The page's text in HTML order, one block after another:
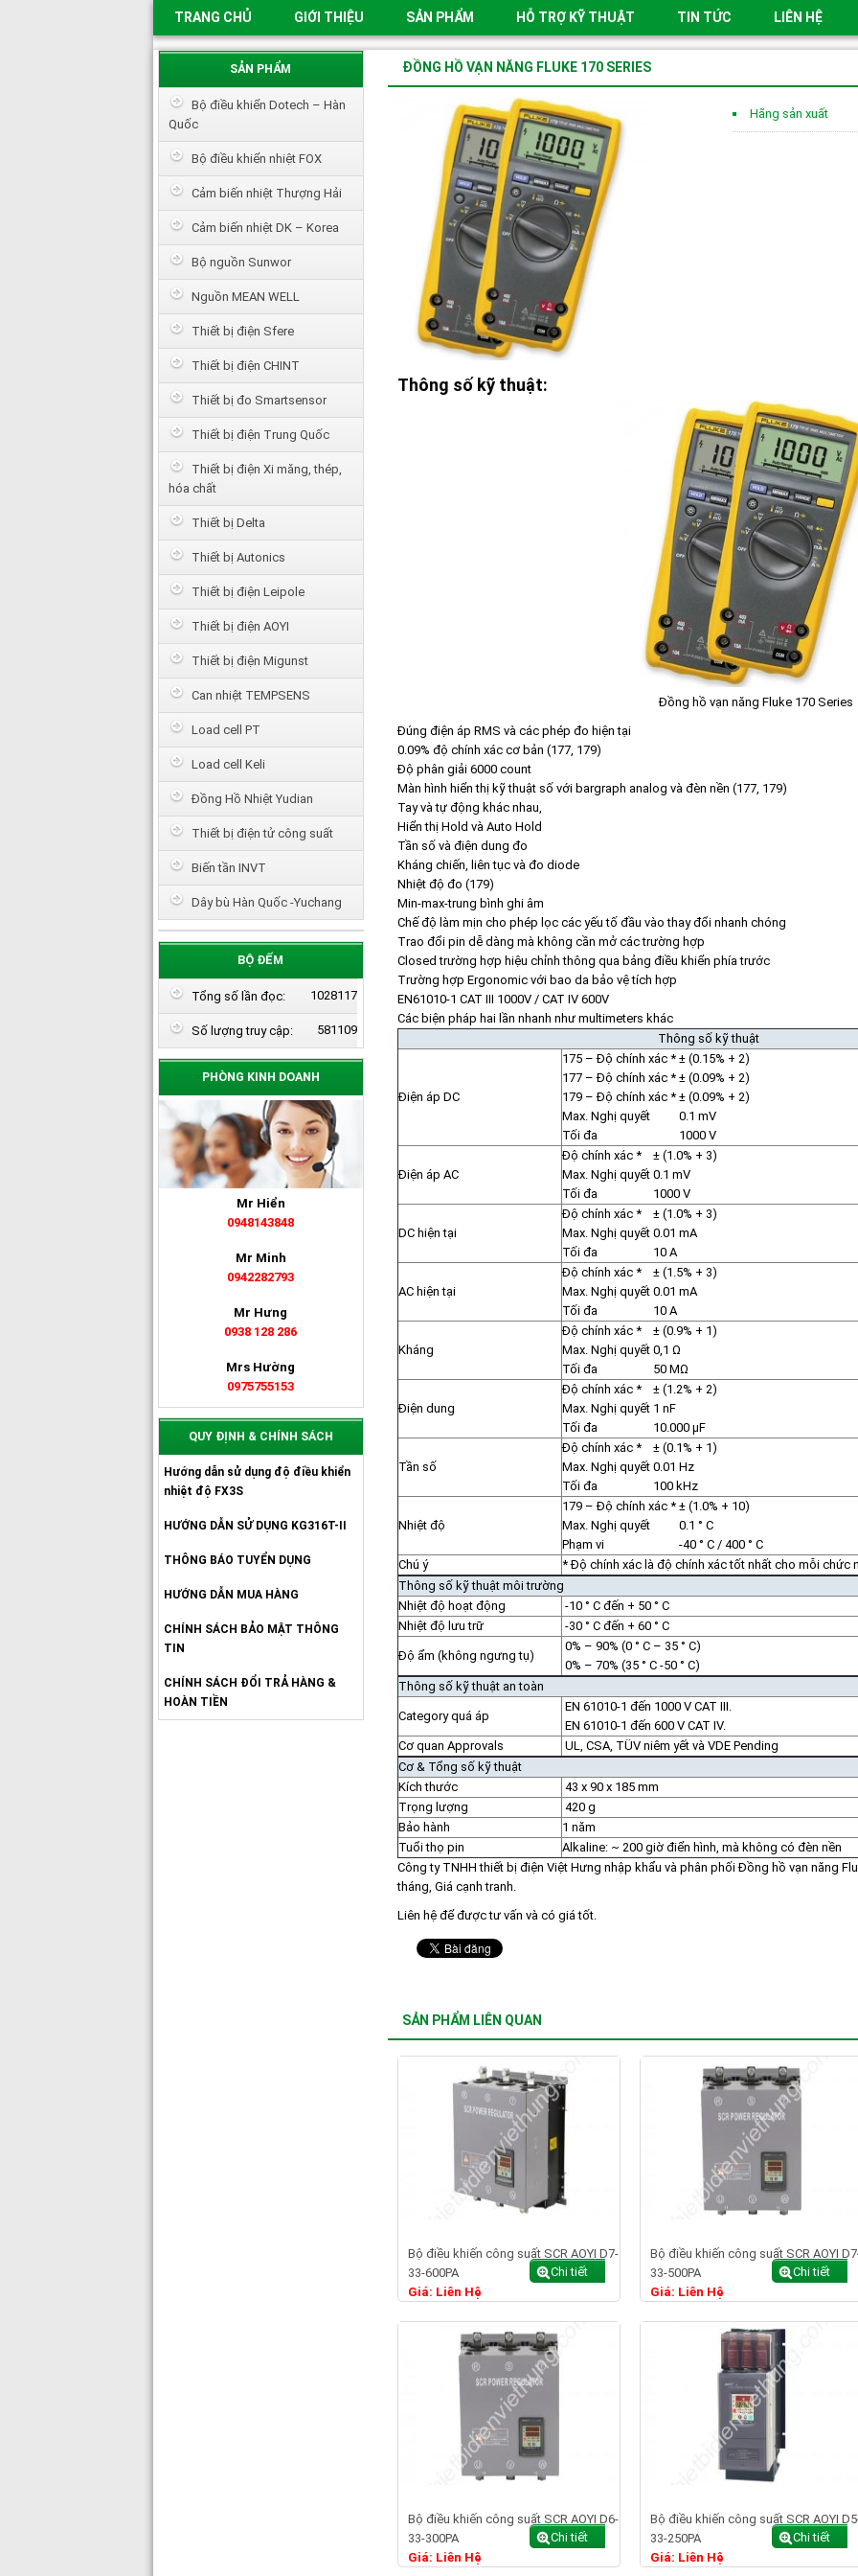
TRANG CHỦ GIỚI THIỆU SẢN PHẨM HỖ TRỢ KỸ THUẬT TIN TỨC LIÊN HỆ
ĐỒNG HỒ VẠN NĂNG FLUKE 170 SERIES
Hãng sản xuất
Thông số kỹ thuật:
Đồng hồ vạn năng Fluke 170 Series
Đúng điện áp RMS và các phép đo hiện tại
0.09% độ chính xác cơ bản (177, 179)
Độ phân giải 6000 count
Màn hình hiển thị kỹ thuật số với bargraph analog và đèn nền (177, 179)
Tay và tự động khác nhau,
Hiển thị Hold và Auto Hold
Tần số và điện dung đo
Kháng chiến, liên tục và đo diode
Nhiệt độ đo (179)
Min-max-trung bình ghi âm
Chế độ làm mịn cho phép lọc các yếu tố đầu vào thay đổi nhanh chóng
Trao đổi pin dễ dàng mà không cần mở các trường hợp
Closed trường hợp hiệu chỉnh thông qua bảng điều khiển phía trước
Trường hợp Ergonomic với bao da bảo vệ tích hợp
EN61010-1 CAT III 1000V / CAT IV 600V
Các biện pháp hai lần nhanh như multimeters khác
Thông số kỹ thuật
Điện áp DC
175 – Độ chính xác *± (0.15% + 2)
177 – Độ chính xác *± (0.09% + 2)
179 – Độ chính xác *± (0.09% + 2)
Max. Nghị quyết
0.1 mV
Tối đa
1000 V
Điện áp AC
Độ chính xác *
± (1.0% + 3)
Max. Nghị quyết0.1 mV
Tối đa
1000 V
DC hiện tại
Độ chính xác *
± (1.0% + 3)
Max. Nghị quyết0.01 mA
Tối đa
10 A
AC hiện tại
Độ chính xác *
± (1.5% + 3)
Max. Nghị quyết0.01 mA
Tối đa
10 A
Kháng
Độ chính xác *
± (0.9% + 1)
Max. Nghị quyết0,1 Ω
Tối đa
50 MΩ
Điện dung
Độ chính xác *
± (1.2% + 2)
Max. Nghị quyết1 nF
Tối đa
10.000 μF
Tần số
Độ chính xác *
± (0.1% + 1)
Max. Nghị quyết0.01 Hz
Tối đa
100 kHz
Nhiệt độ
179 – Độ chính xác *± (1.0% + 10)
Max. Nghị quyết
0.1 ° C
Phạm vi
-40 ° C / 400 ° C
Chú ý
*Độ chính xác là độ chính xác tốt nhất cho mỗi chức
Thông số kỹ thuật môi trường
Nhiệt độ hoạt động
-10 ° C đến + 50 ° C
Nhiệt độ lưu trữ
-30 ° C đến + 60 ° C
Độ ẩm (không ngưng tụ)
0% – 90% (0 ° C – 35 ° C)
0% – 70% (35 ° C -50 ° C)
Thông số kỹ thuật an toàn
Category quá áp
EN 61010-1 đến 1000 V CAT III.
EN 61010-1 đến 600 V CAT IV.
Cơ quan Approvals
UL, CSA, TÜV niêm yết và VDE Pending
Cơ & Tổng số kỹ thuật
Kích thước
43 x 90 x 185 mm
Trọng lượng
420 g
Bảo hành
1 năm
Tuổi thọ pin
Alkaline:~ 200 giờ điển hình, mà không có đèn nền
Công ty TNHH thiết bị điện Việt Hưng nhập khẩu và phân phối Đồng hồ vạn năng
tháng, Giá cạnh tranh.
Liên hệ để được tư vấn và có giá tốt.
SẢN PHẨM LIÊN QUAN
Bộ điều khiến công suất SCR AOYI D7-
33-600PA
Giá: Liên Hệ
Chi tiết
Bộ điều khiến công suất SCR AOYI
33-500PA
Giá: Liên Hệ
Chi tiết
Bộ điều khiến công suất SCR AOYI D6-
33-300PA
Giá: Liên Hệ
Chi tiết
Bộ điều khiến công suất SCR AOYI
33-250PA
Giá: Liên Hệ
Chi tiết
SẢN PHẨM
Bộ điều khiển Dotech – Hàn
Quốc
Bộ điều khiển nhiệt FOX
Cảm biến nhiệt Thượng Hải
Cảm biến nhiệt DK – Korea
Bộ nguồn Sunwor
Nguồn MEAN WELL
Thiết bị điện Sfere
Thiết bị điện CHINT
Thiết bị đo Smartsensor
Thiết bị điện Trung Quốc
Thiết bị điện Xi măng, thép,
hóa chất
Thiết bị Delta
Thiết bị Autonics
Thiết bị điện Leipole
Thiết bị điện AOYI
Thiết bị điện Migunst
Can nhiệt TEMPSENS
Load cell PT
Load cell Keli
Đồng Hồ Nhiệt Yudian
Thiết bị điện tử công suất
Biến tần INVT
Dây bù Hàn Quốc -Yuchang
BỘ ĐẾM
1028117
Tổng số lần đọc:
581109
Số lượng truy cập:
PHÒNG KINH DOANH
Mr Hiển
0948143848
Mr Minh
0942282793
Mr Hưng
0938 128 286
Mrs Hường
0975755153
QUY ĐỊNH & CHÍNH SÁCH
Hướng dẫn sử dụng độ điều khiển
nhiệt độ FX3S
HƯỚNG DẪN SỬ DỤNG KG316T-II
THÔNG BÁO TUYỂN DỤNG
HƯỚNG DẪN MUA HÀNG
CHÍNH SÁCH BẢO MẬT THÔNG
TIN
CHÍNH SÁCH ĐỔI TRẢ HÀNG &
HOÀN TIỀN